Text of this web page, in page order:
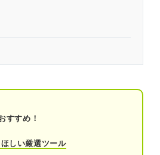
テンシャル採用のため選べる仕事の
すすめ！
しい厳選ツール